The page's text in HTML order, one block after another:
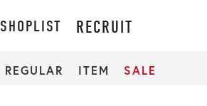
SHOPLIST RECRUIT
REGULAR ITEM SALE